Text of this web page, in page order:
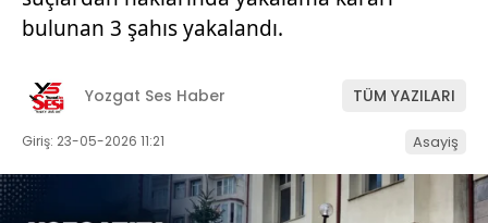
bulunan 3 şahıs yakalandı.
Yozgat Ses Haber TÜM YAZILARI
Giriş: 23-05-2026 11:21 Asayiş